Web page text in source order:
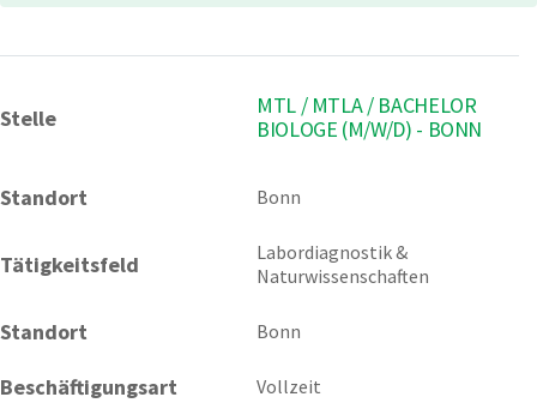
Stelle
MTL / MTLA / BACHELOR
BIOLOGE (M/W/D) - BONN
Standort Bonn
Tätigkeitsfeld
Labordiagnostik &
Naturwissenschaften
Standort Bonn
Beschäftigungsart Vollzeit